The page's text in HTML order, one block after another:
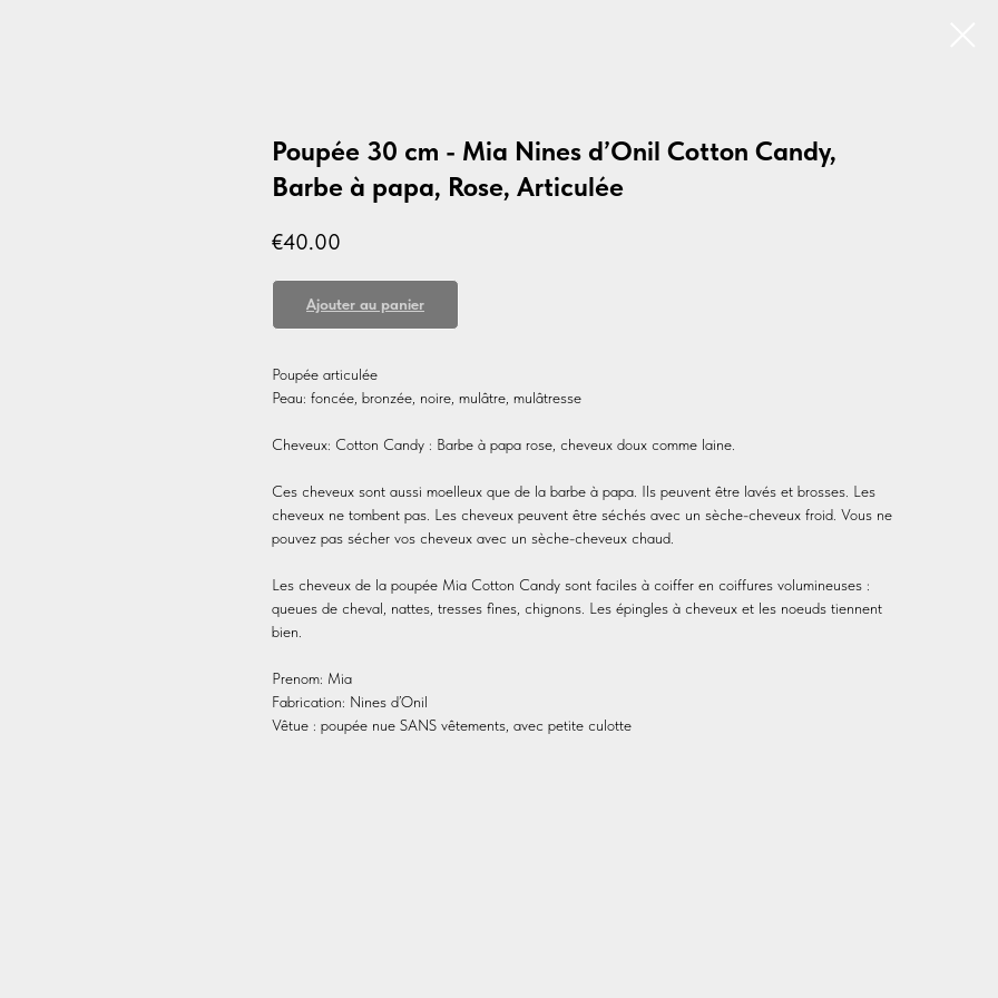
Poupée 30 cm - Mia Nines d’Onil Cotton Candy,
Barbe à papa, Rose, Articulée
€40.00
Ajouter au panier
Poupée articulée
Peau: foncée, bronzée, noire, mulâtre, mulâtresse
Cheveux: Cotton Candy : Barbe à papa rose, cheveux doux comme laine.
Ces cheveux sont aussi moelleux que de la barbe à papa. Ils peuvent être lavés et brosses. Les
cheveux ne tombent pas. Les cheveux peuvent être séchés avec un sèche-cheveux froid. Vous ne
pouvez pas sécher vos cheveux avec un sèche-cheveux chaud.
Les cheveux de la poupée Mia Cotton Candy sont faciles à coiffer en coiffures volumineuses :
queues de cheval, nattes, tresses fines, chignons. Les épingles à cheveux et les noeuds tiennent
bien.
Prenom: Mia
Fabrication: Nines d’Onil
Vêtue : poupée nue SANS vêtements, avec petite culotte